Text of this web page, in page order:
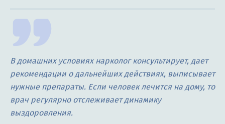
В домашних условиях нарколог консультирует, дает
рекомендации о дальнейших действиях, выписывает
нужные препараты. Если человек лечится на дому, то
врач регулярно отслеживает динамику
выздоровления.